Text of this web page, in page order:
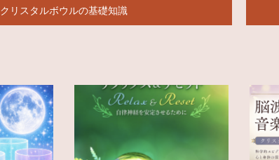
クリスタルボウルの基礎知識